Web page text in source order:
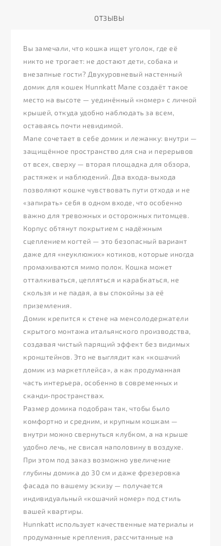
ОТЗЫВЫ
Вы замечали, что кошка ищет уголок, где её
никто не трогает: не достают дети, собака и
внезапные гости? Двухуровневый настенный
домик для кошек Hunnkatt Mane создаёт такое
место на высоте — уединённый «номер» с личной
крышей, откуда удобно наблюдать за всем,
оставаясь почти невидимой.
Mane сочетает в себе домик и лежанку: внутри —
защищённое пространство для сна и перерывов
от всех, сверху — вторая площадка для обзора,
растяжек и наблюдений. Два входа‑выхода
позволяют кошке чувствовать пути отхода и не
«запирать» себя в одном входе, что особенно
важно для тревожных и осторожных питомцев.
Корпус обтянут покрытием с надёжным
сцеплением когтей — это безопасный вариант
даже для «неуклюжих» котиков, которые иногда
промахиваются мимо полок. Кошка может
отталкиваться, цепляться и карабкаться, не
скользя и не падая, а вы спокойны за её
приземления.
Домик крепится к стене на менсолодержатели
скрытого монтажа итальянского производства,
создавая чистый парящий эффект без видимых
кронштейнов. Это не выглядит как «кошачий
домик из маркетплейса», а как продуманная
часть интерьера, особенно в современных и
сканди‑пространствах.
Размер домика подобран так, чтобы было
комфортно и средним, и крупным кошкам —
внутри можно свернуться клубком, а на крыше
удобно лечь, не свисая наполовину в воздухе.
При этом под заказ возможно увеличение
глубины домика до 30 см и даже фрезеровка
фасада по вашему эскизу — получается
индивидуальный «кошачий номер» под стиль
вашей квартиры.
Hunnkatt использует качественные материалы и
продуманные крепления, рассчитанные на